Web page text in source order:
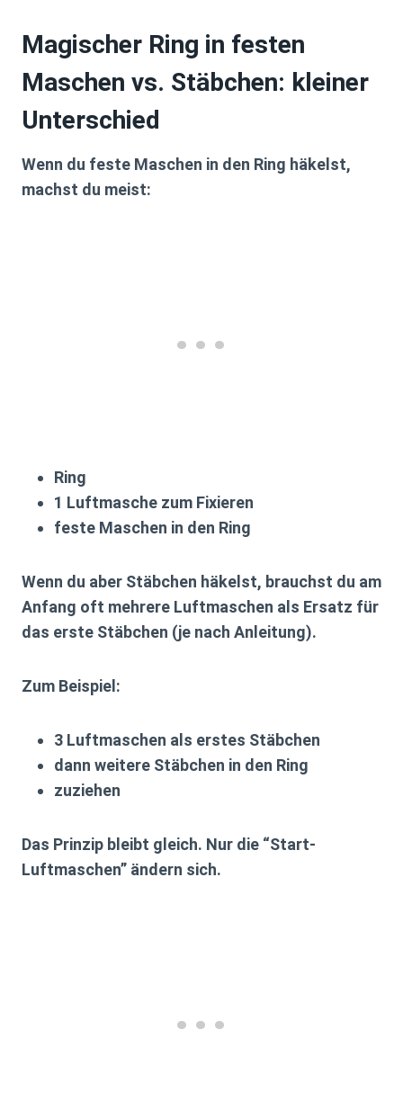
Magischer Ring in festen
Maschen vs. Stäbchen: kleiner
Unterschied
Wenn du feste Maschen in den Ring häkelst,
machst du meist:
Ring
1 Luftmasche zum Fixieren
feste Maschen in den Ring
Wenn du aber Stäbchen häkelst, brauchst du am
Anfang oft mehrere Luftmaschen als Ersatz für
das erste Stäbchen (je nach Anleitung).
Zum Beispiel:
3 Luftmaschen als erstes Stäbchen
dann weitere Stäbchen in den Ring
zuziehen
Das Prinzip bleibt gleich. Nur die “Start-
Luftmaschen” ändern sich.